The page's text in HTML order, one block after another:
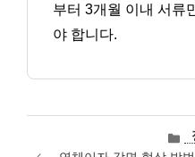
부터 3개월 이내 서류
야 합니다.
테